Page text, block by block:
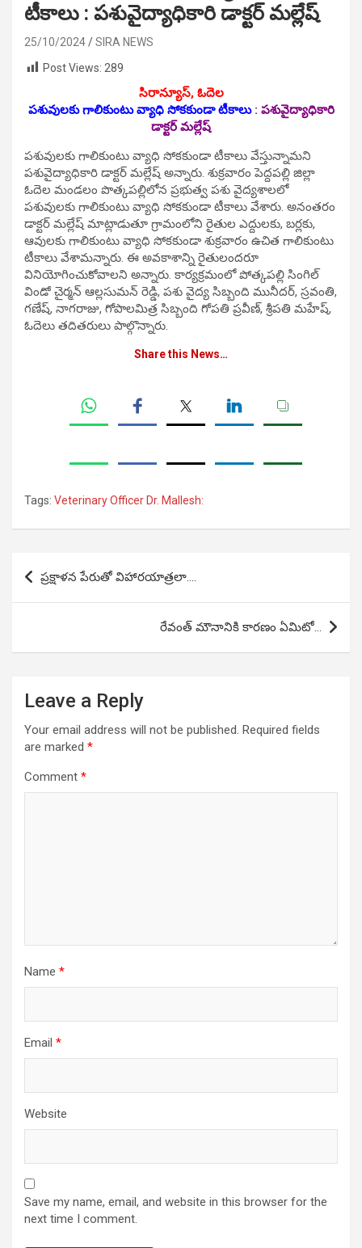
టీకాలు : ప‌శువైద్యాధికారి డాక్టర్ మల్లేష్
25/10/2024
SIRA NEWS
Post Views: 289
సిరాన్యూస్, ఓదెల‌
పశువులకు గాలికుంటు వ్యాధి సోకకుండా టీకాలు: ప‌శువైద్యాధికారి
డాక్టర్ మల్లేష్
పశువులకు గాలికుంటు వ్యాధి సోకకుండా టీకాలు వేస్తున్నామ‌ని
ప‌శువైద్యాధికారి డాక్టర్ మల్లేష్ అన్నారు. శుక్ర‌వారం పెద్దపల్లి జిల్లా
ఓదెల మండలం పొత్కపల్లిలోన‌ ప్రభుత్వ పశు వైద్యశాలలో
పశువులకు గాలికుంటు వ్యాధి సోకకుండా టీకాలు వేశారు. అనంతరం
డాక్టర్ మల్లేష్ మాట్లాడుతూ గ్రామంలోని రైతుల ఎద్దులకు, బర్లకు,
ఆవులకు గాలికుంటు వ్యాధి సోకకుండా శుక్రవారం ఉచిత గాలికుంటు
టీకాలు వేశామ‌న్నారు. ఈ అవకాశాన్ని రైతులందరూ
వినియోగించుకోవాలని అన్నారు. కార్యక్రమంలో పోత్కపల్లి సింగిల్
విండో చైర్మన్ ఆల్లసుమన్ రెడ్డి, పశు వైద్య సిబ్బంది మునీదర్, స్రవంతి,
గణేష్, నాగరాజు, గోపాలమిత్ర సిబ్బంది గోపతి ప్రవీణ్, శ్రీపతి మహేష్,
ఓదెలు తదితరులు పాల్గొన్నారు.
Share this News…
Tags: Veterinary Officer Dr. Mallesh:
Post
navigation
ప్రక్షాళన పేరుతో విహారయాత్రలా….
రేవంత్ మౌనానికి కారణం ఏమిటో…
Leave a Reply
Your email address will not be published. Required fields
are marked *
Comment *
Name *
Email *
Website
Save my name, email, and website in this browser for the
next time I comment.